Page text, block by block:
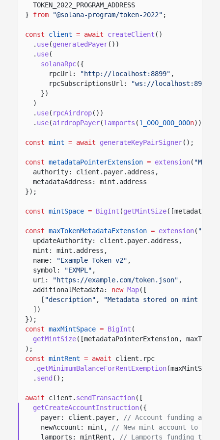
TOKEN_2022_PROGRAM_ADDRESS
}
from "@solana-program/token-2022" ;
const client = await createClient ()
. use(generatedPayer())
. use(
solanaRpc({
rpcUrl:
"http://localhost:8899" ,
rpcSubscriptionsUrl:
"ws://localhost:8900"
})
)
. use( rpcAirdrop())
. use(airdropPayer(lamports (1_000_000_000n)));
const mint = await generateKeyPairSigner();
const metadataPointerExtension = extension(
authority: client.payer.address,
metadataAddress: mint.address
});
const mintSpace = BigInt (getMintSize
const maxTokenMetadataExtension = extension(
updateAuthority: client.payer.address,
mint: mint.address,
name:
"Example Token v2" ,
symbol:
"EXMPL" ,
uri:
"https://example.com/token.json" ,
additionalMetadata:
new Map([
[ "description" ,
"Metadata stored on mint
])
});
const maxMintSpace = BigInt (
getMintSize([metadataPointerExtension,
);
const mintRent = await
client.rpc
. getMinimumBalanceForRentExemption
. send ();
await client. sendTransaction([
getCreateAccountInstruction({
payer: client.payer,
// Account funding
newAccount: mint,
// New mint account to
lamports: mintRent,
// Lamports funding the